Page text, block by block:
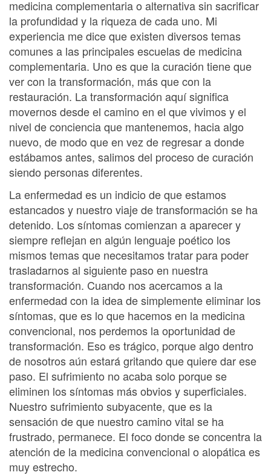
medicina complementaria o alternativa sin sacrificar
la profundidad y la riqueza de cada uno. Mi
experiencia me dice que existen diversos temas
comunes a las principales escuelas de medicina
complementaria. Uno es que la curación tiene que
ver con la transformación, más que con la
restauración. La transformación aquí significa
movernos desde el camino en el que vivimos y el
nivel de conciencia que mantenemos, hacia algo
nuevo, de modo que en vez de regresar a donde
estábamos antes, salimos del proceso de curación
siendo personas diferentes.
La enfermedad es un indicio de que estamos
estancados y nuestro viaje de transformación se ha
detenido. Los síntomas comienzan a aparecer y
siempre reflejan en algún lenguaje poético los
mismos temas que necesitamos tratar para poder
trasladarnos al siguiente paso en nuestra
transformación. Cuando nos acercamos a la
enfermedad con la idea de simplemente eliminar los
síntomas, que es lo que hacemos en la medicina
convencional, nos perdemos la oportunidad de
transformación. Eso es trágico, porque algo dentro
de nosotros aún estará gritando que quiere dar ese
paso. El sufrimiento no acaba solo porque se
eliminen los síntomas más obvios y superficiales.
Nuestro sufrimiento subyacente, que es la
sensación de que nuestro camino vital se ha
frustrado, permanece. El foco donde se concentra la
atención de la medicina convencional o alopática es
muy estrecho.